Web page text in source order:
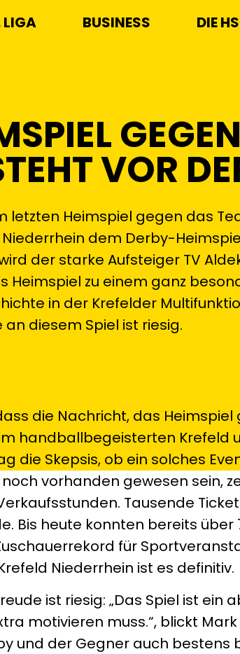
LIGA BUSINESS DIE
VOR
letzten Heimspiel gegen das
Niederrhein dem Derby-
der starke Aufsteiger TV
zu einem ganz
in der Krefelder
diesem Spiel ist riesig.
die Nachricht, das Heimspiel
im handballbegeisterten Krefeld
die Skepsis, ob ein solches
vorhanden gewesen sein,
Tausende
Bis heute konnten bereits über
für
Niederrhein ist es definitiv.
ist riesig: „Das Spiel ist ein
motivieren muss.“, blickt
und der Gegner auch